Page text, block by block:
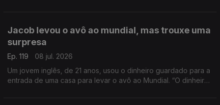
Jacob levou o avô ao mundial, mas trouxe uma
surpresa
Ep. 119
08 jul. 2026
Um jovem inglês, de 21 anos, usou o dinheiro guardado para a
entrada de uma casa para levar o avô ao Mundial. “O dinheiro,